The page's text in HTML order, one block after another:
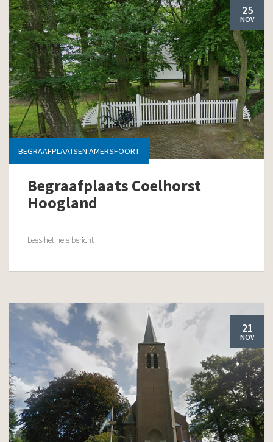
25
NOV
BEGRAAFPLAATSEN AMERSFOORT
Begraafplaats Coelhorst
Hoogland
Lees het hele bericht
21
NOV